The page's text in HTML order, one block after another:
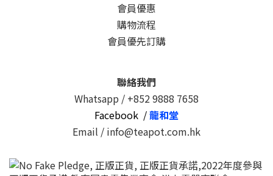
會員優惠
購物流程
會員優先訂購
聯絡我們
Whatsapp / +852 9888 7658
Facebook /龍和堂
Email / info@teapot.com.hk